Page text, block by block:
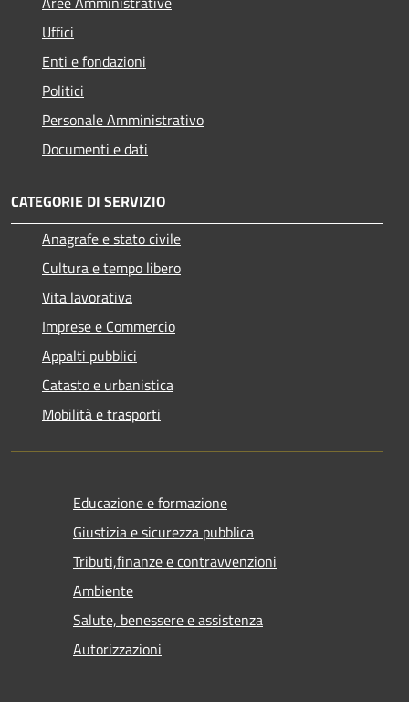
Uffici
Enti e fondazioni
Politici
Personale Amministrativo
Documenti e dati
CATEGORIE DI SERVIZIO
Anagrafe e stato civile
Cultura e tempo libero
Vita lavorativa
Imprese e Commercio
Appalti pubblici
Catasto e urbanistica
Mobilità e trasporti
Educazione e formazione
Giustizia e sicurezza pubblica
Tributi,finanze e contravvenzioni
Ambiente
Salute, benessere e assistenza
Autorizzazioni